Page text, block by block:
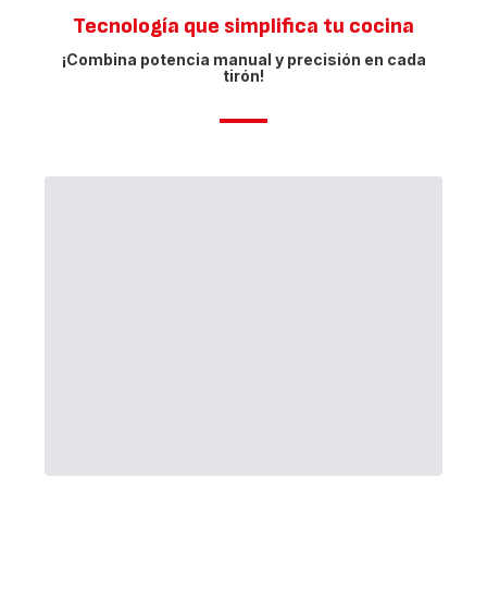
Tecnología que simplifica tu cocina
¡Combina potencia manual y precisión en cada
tirón!